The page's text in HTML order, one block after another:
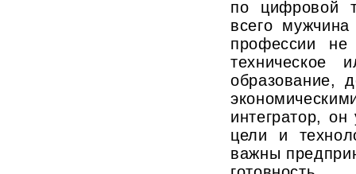
по цифровой
всего
профессии
техническое
образование,
интегратор,
цели и
важны